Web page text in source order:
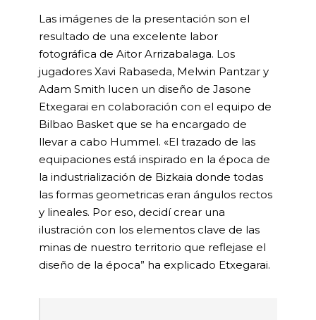
Las imágenes de la presentación son el
resultado de una excelente labor
fotográfica de Aitor Arrizabalaga. Los
jugadores Xavi Rabaseda, Melwin Pantzar y
Adam Smith lucen un diseño de Jasone
Etxegarai en colaboración con el equipo de
Bilbao Basket que se ha encargado de
llevar a cabo Hummel. «El trazado de las
equipaciones está inspirado en la época de
la industrialización de Bizkaia donde todas
las formas geometricas eran ángulos rectos
y lineales. Por eso, decidí crear una
ilustración con los elementos clave de las
minas de nuestro territorio que reflejase el
diseño de la época” ha explicado Etxegarai.